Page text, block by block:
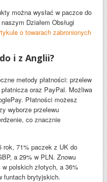
można wysłać w paczce do
Działem Obsługi
o towarach zabronionych
i z Anglii?
metody płatności: przelew
oraz PayPal. Możliwa
Płatności możesz
wyborze przelewu
co znacznie
rok, 71% paczek z UK do
a 29% w PLN. Znowu
polskich złotych, a 36%
funtach brytyjskich.